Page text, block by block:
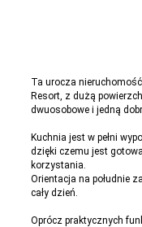
Ta urocza
Resort, z dużą
dwuosobowe i jedną
Kuchnia jest w pełni
dzięki czemu jest
korzystania.
Orientacja na południe
cały dzień.
Oprócz praktycznych